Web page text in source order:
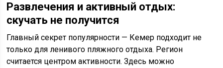
Развлечения и активный отдых:
скучать не получится
Главный секрет популярности — Кемер подходит не
только для ленивого пляжного отдыха. Регион
считается центром активности. Здесь можно